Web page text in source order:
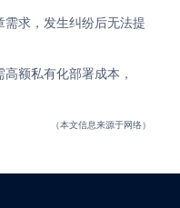
（本文信息来源于网络）